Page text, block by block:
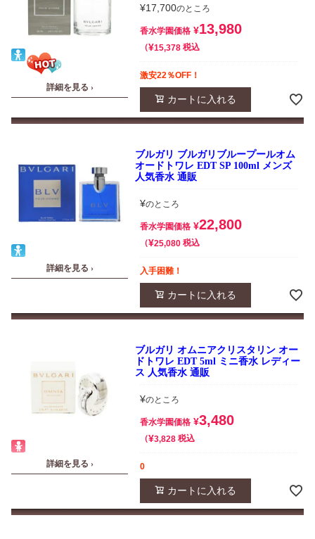
詳細を見る ›
¥17,700のところ
香水学園価格 ¥13,980
¥15,378 税込
激安22％OFF！
カートに入れる
詳細を見る ›
ブルガリ ブルガリブループールオム
オードトワレ EDT SP 100ml メンズ
人気香水 通販
¥のところ
香水学園価格 ¥22,800
¥25,080 税込
入手困難！
カートに入れる
詳細を見る ›
ブルガリ オムニアクリスタリン オー
ドトワレ EDT 5ml ミニ香水 レディー
ス 人気香水 通販
¥のところ
香水学園価格 ¥3,480
¥3,828 税込
0
カートに入れる